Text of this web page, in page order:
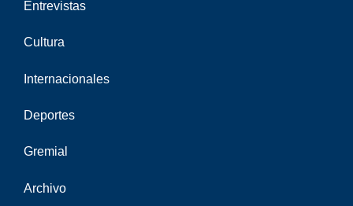
Entrevistas
Cultura
Internacionales
Deportes
Gremial
Archivo